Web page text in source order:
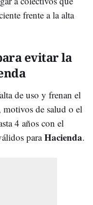
frente a la alta
evitar la
de uso y frenan el
motivos de salud o el
4 años con el
paraHacienda.